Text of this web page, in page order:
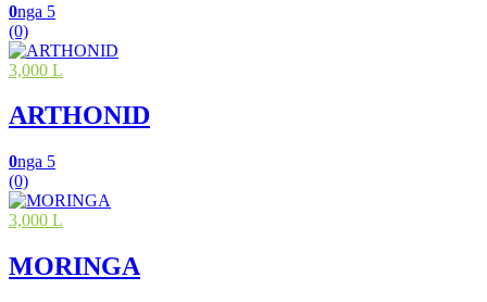
0nga 5
(0)
3,000 L
ARTHONID
0nga 5
(0)
3,000 L
MORINGA